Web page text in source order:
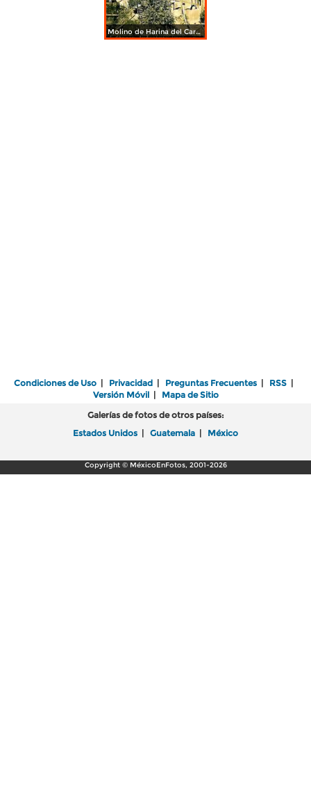
Molino de Harina del Carmen, fines de los 30's
Condiciones de Uso | Privacidad | Preguntas Frecuentes | RSS |
Versión Móvil| Mapa de Sitio
Galerías de fotos de otros países:
Estados Unidos | Guatemala | México
Copyright © MéxicoEnFotos, 2001-2026